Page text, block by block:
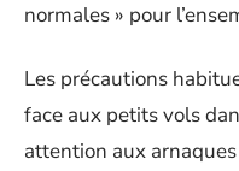
normales » pour
Les précautions
face aux petits vols
attention aux